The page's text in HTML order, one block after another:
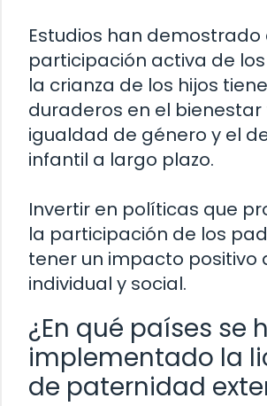
Estudios han demostrado
participación activa de
la crianza de los hijos
duraderos en el bienestar
igualdad de género y el
infantil a largo plazo.
Invertir en políticas que
la participación de los
tener un impacto positivo
individual y social.
¿En qué países se
implementado la
de paternidad